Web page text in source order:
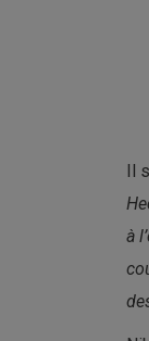
Il
à